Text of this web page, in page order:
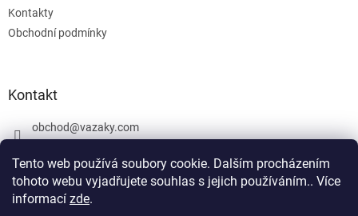
Tento web používá soubory cookie. Dalším procházením
tohoto webu vyjadřujete souhlas s jejich používáním.. Více
informací zde.
Kontakty
Obchodní podmínky
Kontakt
obchod@vazaky.com